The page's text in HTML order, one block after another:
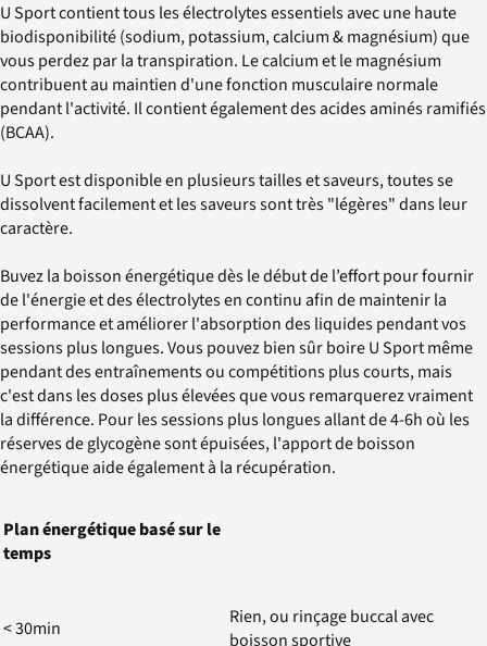
U Sport contient tous les électrolytes essentiels avec une haute
biodisponibilité (sodium, potassium, calcium & magnésium) que
vous perdez par la transpiration. Le calcium et le magnésium
contribuent au maintien d'une fonction musculaire normale
pendant l'activité. Il contient également des acides aminés ramifiés
(BCAA).
U Sport est disponible en plusieurs tailles et saveurs, toutes se
dissolvent facilement et les saveurs sont très "légères" dans leur
caractère.
Buvez la boisson énergétique dès le début de l’effort pour fournir
de l'énergie et des électrolytes en continu afin de maintenir la
performance et améliorer l'absorption des liquides pendant vos
sessions plus longues. Vous pouvez bien sûr boire U Sport même
pendant des entraînements ou compétitions plus courts, mais
c'est dans les doses plus élevées que vous remarquerez vraiment
la différence. Pour les sessions plus longues allant de 4-6h où les
réserves de glycogène sont épuisées, l'apport de boisson
énergétique aide également à la récupération.
Plan énergétique basé sur le
temps
< 30min
Rien, ou rinçage buccal avec
boisson sportive